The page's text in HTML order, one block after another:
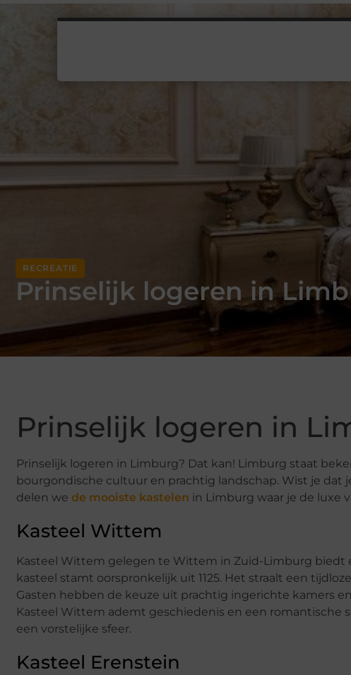
RECREATIE
Prinselijk logeren in
Prinselijk logeren in
Prinselijk logeren in Limburg? Dat kan! Limburg staat
bourgondische cultuur en prachtig landschap. Wist je
delen we de mooiste kastelen in Limburg waar je de luxe
Kasteel Wittem
Kasteel Wittem gelegen te Wittem in Zuid-Limburg
kasteel stamt oorspronkelijk uit 1125. Het straalt een
Gasten hebben de keuze uit prachtig ingerichte kamers
Kasteel Wittem ademt geschiedenis en een romantische
een vorstelijke sfeer.
Kasteel Erenstein